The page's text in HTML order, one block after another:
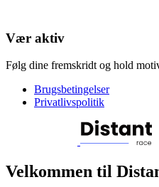
Vær aktiv
Følg dine fremskridt og hold
Brugsbetingelser
Privatlivspolitik
Velkommen til